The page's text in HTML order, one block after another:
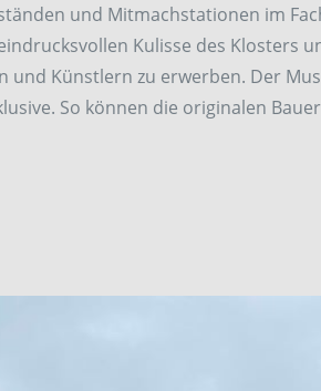
und Mitmachstationen im
Kulisse des Klosters
und Künstlern zu erwerben. Der
So können die originalen